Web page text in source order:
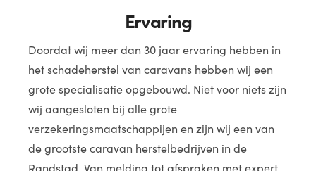
Ervaring
Doordat wij meer dan 30 jaar ervaring hebben in
het schadeherstel van caravans hebben wij een
grote specialisatie opgebouwd. Niet voor niets zijn
wij aangesloten bij alle grote
verzekeringsmaatschappijen en zijn wij een van
de grootste caravan herstelbedrijven in de
Randstad. Van melding tot afspraken met expert